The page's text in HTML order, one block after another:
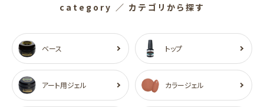
category ／ カテゴリから探す
ベース トップ
アート用ジェル カラージェル